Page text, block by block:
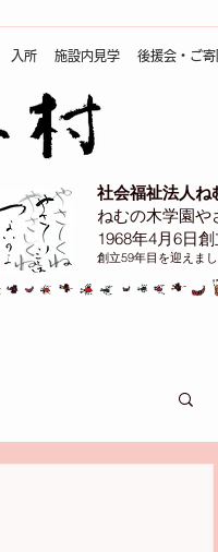
入所 施設内見学 後援会・ご寄
社会福祉法人ね
ねむの木学園や
1968年4月6日創
創立59年目を迎えまし